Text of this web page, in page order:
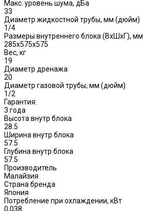
Макс. уровень шума, дБа
33
Диаметр жидкостной трубы, мм (дюйм)
1/4
Размеры внутреннего блока (ВхШхГ), мм
285х575х575
Вес, кг
19
Диаметр дренажа
20
Диаметр газовой трубы, мм (дюйм)
1/2
Гарантия:
3 года
Высота внутр блока
28.5
Ширина внутр блока
57.5
Глубина внутр блока
57.5
Производитель
Малайзия
Страна бренда
Япония
Потребление при охлаждении, кВт
0,038